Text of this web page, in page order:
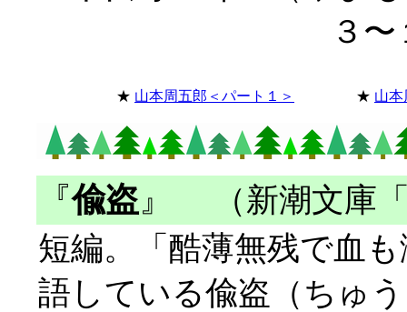
３
★ 山本周五郎＜パート１＞ ★ 山
『偸盗 』
（新潮文庫
短編。「酷薄無残で血
語している偸盗（ちゅ